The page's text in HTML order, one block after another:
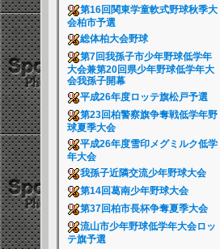
第16回関東学童軟式野球秋季大
会柏市予選
総体柏大会野球
第7回我孫子市少年野球低学年
大会兼第20回県少年野球低学年大
会我孫子開幕
平成26年度ロッテ旗松戸予選
第23回柏警察旗争奪戦低学年野
球夏季大会
平成26年度雪印メグミルク低学
年大会
我孫子近隣交流少年野球大会
第14回葛南少年野球大会
第37回柏市長杯争奪夏季大会
流山市少年野球低学年大会ロッ
テ旗予選